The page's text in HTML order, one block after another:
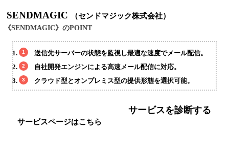
SENDMAGIC （センドマジック株式会社）
《SENDMAGIC》のPOINT
送信先サーバーの状態を監視し最適な速度でメール配信。
自社開発エンジンによる高速メール配信に対応。
クラウド型とオンプレミス型の提供形態を選択可能。
サービスページはこちら
サービスを診断する